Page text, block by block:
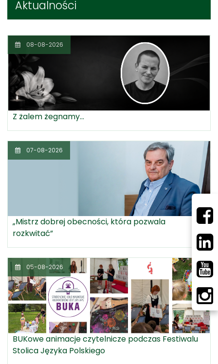
Aktualności
08-08-2026
Z żalem żegnamy...
07-08-2026
„Mistrz dobrej obecności, która pozwala
rozkwitać”
05-08-2026
BUKowe animacje czytelnicze podczas Festiwalu
Stolica Języka Polskiego